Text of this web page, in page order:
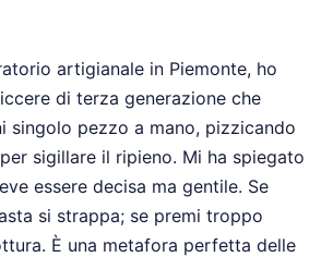
artigianale in Piemonte, ho
di terza generazione che
singolo pezzo a mano, pizzicando
sigillare il ripieno. Mi ha spiegato
essere decisa ma gentile. Se
si strappa; se premi troppo
È una metafora perfetta delle